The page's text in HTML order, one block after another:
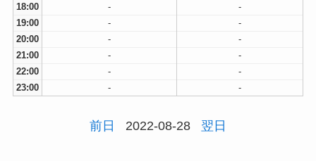
18:00
-
-
19:00
-
-
20:00
-
-
21:00
-
-
22:00
-
-
23:00
- -
前日 2022-08-28 翌日